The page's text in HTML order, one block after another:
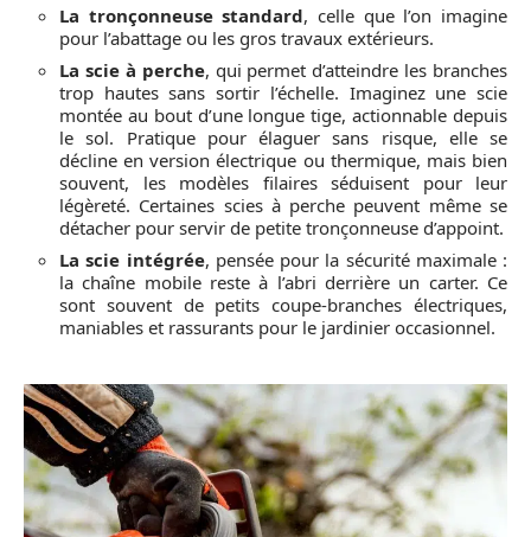
La tronçonneuse standard, celle que l’on imagine
pour l’abattage ou les gros travaux extérieurs.
La scie à perche, qui permet d’atteindre les branches
trop hautes sans sortir l’échelle. Imaginez une scie
montée au bout d’une longue tige, actionnable depuis
le sol. Pratique pour élaguer sans risque, elle se
décline en version électrique ou thermique, mais bien
souvent, les modèles filaires séduisent pour leur
légèreté. Certaines scies à perche peuvent même se
détacher pour servir de petite tronçonneuse d’appoint.
La scie intégrée, pensée pour la sécurité maximale :
la chaîne mobile reste à l’abri derrière un carter. Ce
sont souvent de petits coupe-branches électriques,
maniables et rassurants pour le jardinier occasionnel.